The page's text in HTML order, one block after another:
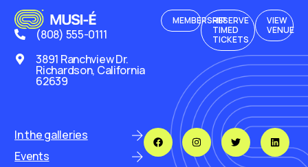
(808) 555-0111
3891 Ranchview Dr.
Richardson, California
62639
MEMBERSHIPRESERVE
TIMED
TICKETS
VIEW
VENUE
In the galleries
Events